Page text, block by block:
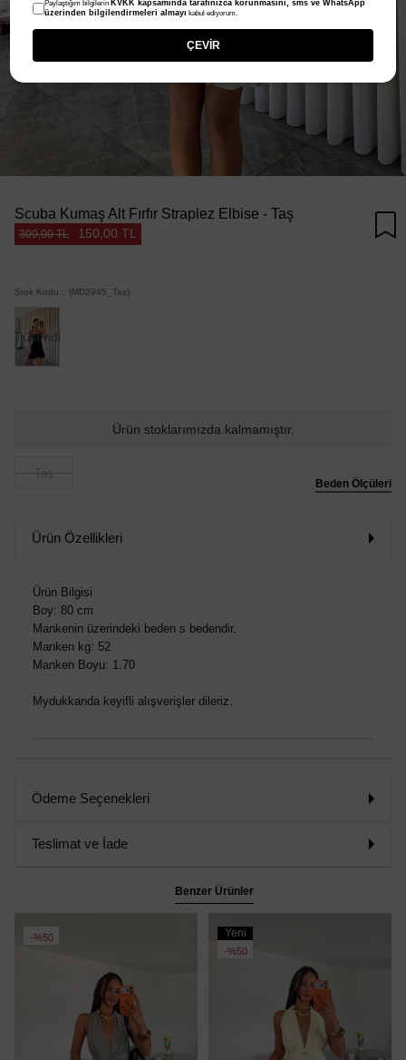
Scuba Kumaş Alt Fırfır Straplez Elbise - Taş
300,00 TL 150,00 TL
Stok Kodu (MD3945_Taş)
Tükendi
Ürün stoklarımızda kalmamıştır.
Beden Ölçüleri
Ürün Özellikleri
Ürün Bilgisi
Boy: 80 cm
Mankenin üzerindeki beden s bedendir.
Manken kg: 52
Manken Boyu: 1.70
Mydukkanda keyifli alışverişler dileriz.
Ödeme Seçenekleri
Teslimat ve İade
Benzer Ürünler
%50
Yeni
Ürün
%50
Paylaştığım bilgilerin KVKK kapsamında tarafınızca korunmasını, sms ve WhatsApp
üzerinden bilgilendirmeleri almayı kabul ediyorum.
ÇEVİR